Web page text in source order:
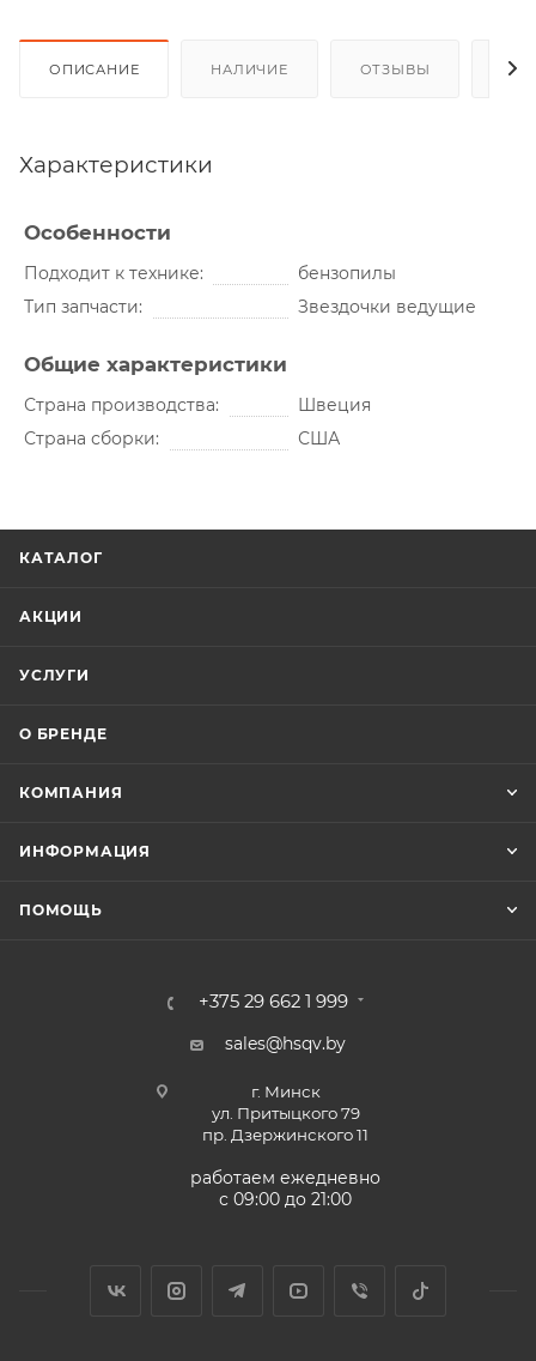
ОПИСАНИЕ НАЛИЧИЕ ОТЗЫВЫ
Характеристики
Особенности
Подходит к технике
бензопилы
Тип запчасти
Звездочки ведущие
Общие характеристики
Страна производства
Швеция
Страна сборки
США
КАТАЛОГ
АКЦИИ
УСЛУГИ
О БРЕНДЕ
КОМПАНИЯ
ИНФОРМАЦИЯ
ПОМОЩЬ
+375 29 662 1 999
sales@hsqv.by
г. Минск
ул. Притыцкого 79
пр. Дзержинского 11
работаем ежедневно
с 09:00 до 21:00